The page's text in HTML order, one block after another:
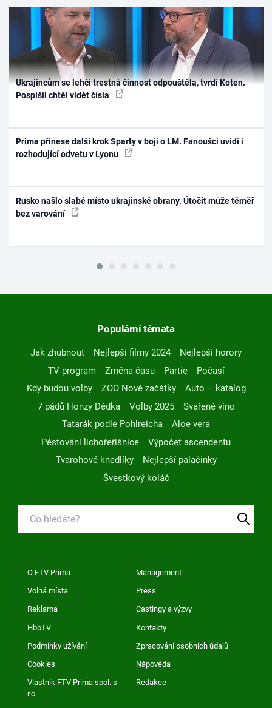
Ukrajincům se lehčí trestná činnost odpouštěla, tvrdí Koten.
Pospíšil chtěl vidět čísla
Prima přinese další krok Sparty v boji o LM. Fanoušci uvidí i
rozhodující odvetu v Lyonu
Rusko našlo slabé místo ukrajinské obrany. Útočit může téměř
bez varování
Populární témata
Jak zhubnout Nejlepší filmy 2024
Nejlepší horory
TV program
Změna času Partie
Počasí
Kdy budou volby
ZOO Nové začátky
Auto – katalog
7 pádů Honzy Dědka
Volby 2025
Svařené víno
Tatarák podle Pohlreicha
Aloe vera
Pěstování lichořeřišnice
Výpočet ascendentu
Tvarohové knedlíky
Nejlepší palačinky
Švestkový koláč
O FTV Prima Management
Volná místa Press
Reklama Castingy a výzvy
HbbTV Kontakty
Podmínky užívání Zpracování osobních údajů
Cookies Nápověda
Vlastník FTV Prima spol. s
r.o.
Redakce